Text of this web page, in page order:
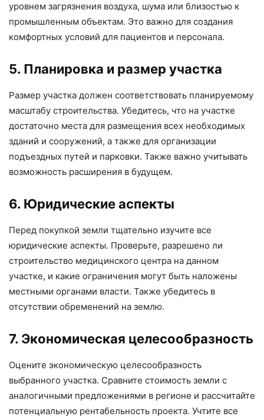
уровнем загрязнения воздуха, шума или близостью к
промышленным объектам. Это важно для создания
комфортных условий для пациентов и персонала.
5. Планировка и размер участка
Размер участка должен соответствовать планируемому
масштабу строительства. Убедитесь, что на участке
достаточно места для размещения всех необходимых
зданий и сооружений, а также для организации
подъездных путей и парковки. Также важно учитывать
возможность расширения в будущем.
6. Юридические аспекты
Перед покупкой земли тщательно изучите все
юридические аспекты. Проверьте, разрешено ли
строительство медицинского центра на данном
участке, и какие ограничения могут быть наложены
местными органами власти. Также убедитесь в
отсутствии обременений на землю.
7. Экономическая целесообразность
Оцените экономическую целесообразность
выбранного участка. Сравните стоимость земли с
аналогичными предложениями в регионе и рассчитайте
потенциальную рентабельность проекта. Учтите все